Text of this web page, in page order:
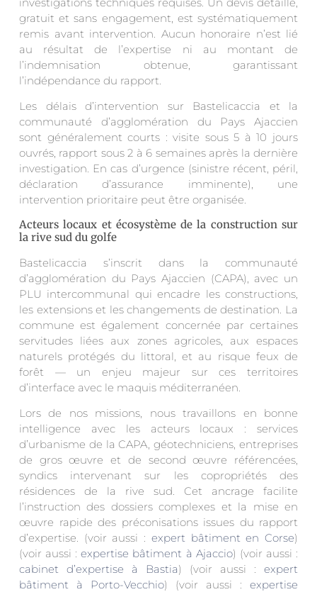
gratuit et sans engagement, est systématiquement
remis avant intervention. Aucun honoraire n’est lié
au résultat de l’expertise ni au montant de
l’indemnisation obtenue, garantissant
l’indépendance du rapport.
Les délais d’intervention sur Bastelicaccia et la
communauté d’agglomération du Pays Ajaccien
sont généralement courts : visite sous 5 à 10 jours
ouvrés, rapport sous 2 à 6 semaines après la dernière
investigation. En cas d’urgence (sinistre récent, péril,
déclaration d’assurance imminente), une
intervention prioritaire peut être organisée.
Acteurs locaux et écosystème de la construction sur
la rive sud du golfe
Bastelicaccia s’inscrit dans la communauté
d’agglomération du Pays Ajaccien (CAPA), avec un
PLU intercommunal qui encadre les constructions,
les extensions et les changements de destination. La
commune est également concernée par certaines
servitudes liées aux zones agricoles, aux espaces
naturels protégés du littoral, et au risque feux de
forêt — un enjeu majeur sur ces territoires
d’interface avec le maquis méditerranéen.
Lors de nos missions, nous travaillons en bonne
intelligence avec les acteurs locaux : services
d’urbanisme de la CAPA, géotechniciens, entreprises
de gros œuvre et de second œuvre référencées,
syndics intervenant sur les copropriétés des
résidences de la rive sud. Cet ancrage facilite
l’instruction des dossiers complexes et la mise en
œuvre rapide des préconisations issues du rapport
d’expertise. (voir aussi : expert bâtiment en Corse)
(voir aussi :expertise bâtiment à Ajaccio) (voir aussi :
cabinet d’expertise à Bastia) (voir aussi : expert
bâtiment à Porto-Vecchio) (voir aussi : expertise